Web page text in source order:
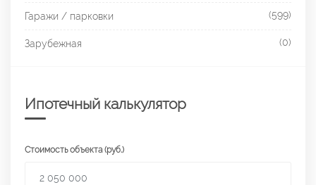
Гаражи / парковки (599)
Зарубежная (0)
Ипотечный калькулятор
Стоимость объекта (руб.)